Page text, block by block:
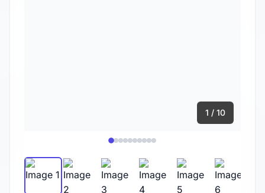
1 / 10